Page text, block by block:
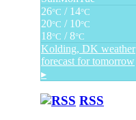
26°C / 14°C
20°C / 10°C
18°C / 8°C
Kolding, DK weather
forecast for tomorrow
▸
RSS